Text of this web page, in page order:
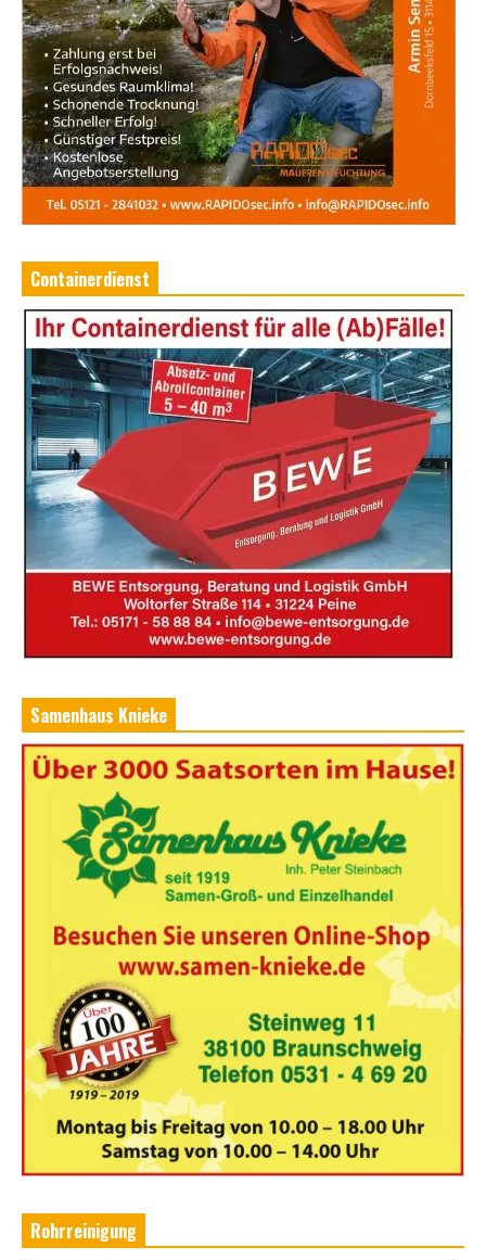
Containerdienst
Samenhaus Knieke
Rohrreinigung